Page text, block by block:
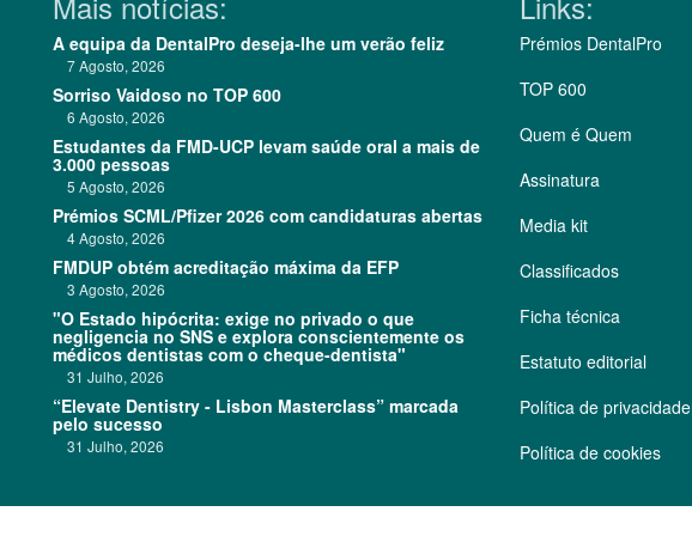
A equipa da DentalPro deseja-lhe um verão feliz
7 Agosto, 2026
Sorriso Vaidoso no TOP 600
6 Agosto, 2026
Estudantes da FMD-UCP levam saúde oral a mais de
3.000 pessoas
5 Agosto, 2026
Prémios SCML/Pfizer 2026 com candidaturas abertas
4 Agosto, 2026
FMDUP obtém acreditação máxima da EFP
3 Agosto, 2026
"O Estado hipócrita: exige no privado o que
negligencia no SNS e explora conscientemente os
médicos dentistas com o cheque-dentista"
31 Julho, 2026
“Elevate Dentistry - Lisbon Masterclass” marcada
pelo sucesso
31 Julho, 2026
Prémios DentalPro
TOP 600
Quem é Quem
Assinatura
Media kit
Classificados
Ficha técnica
Estatuto editorial
Política de privacidade
Política de cookies